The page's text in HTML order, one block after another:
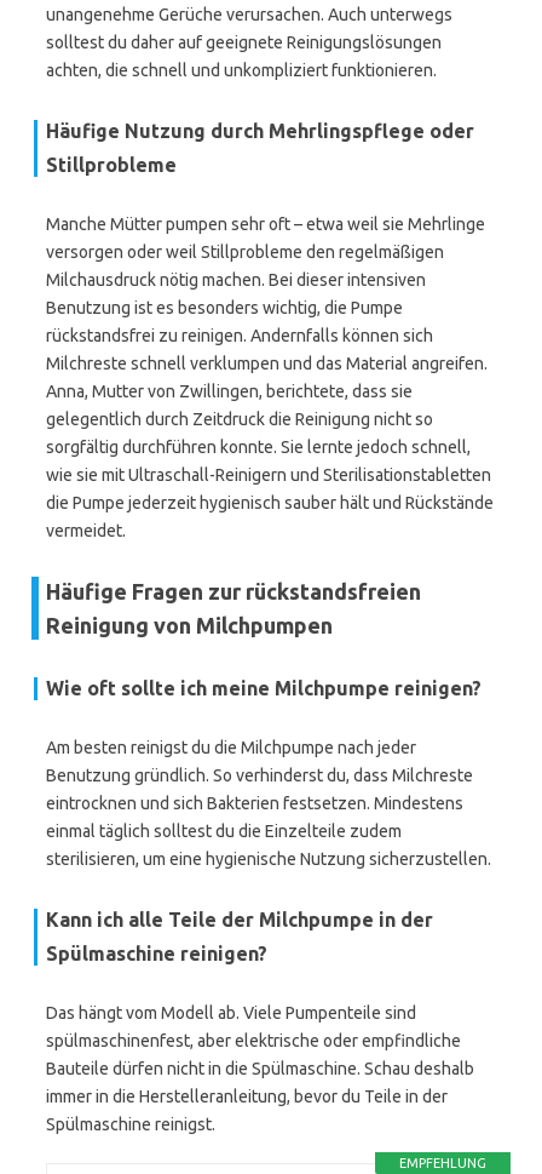
unangenehme Gerüche verursachen. Auch unterwegs
solltest du daher auf geeignete Reinigungslösungen
achten, die schnell und unkompliziert funktionieren.
Häufige Nutzung durch Mehrlingspflege oder
Stillprobleme
Manche Mütter pumpen sehr oft – etwa weil sie Mehrlinge
versorgen oder weil Stillprobleme den regelmäßigen
Milchausdruck nötig machen. Bei dieser intensiven
Benutzung ist es besonders wichtig, die Pumpe
rückstandsfrei zu reinigen. Andernfalls können sich
Milchreste schnell verklumpen und das Material angreifen.
Anna, Mutter von Zwillingen, berichtete, dass sie
gelegentlich durch Zeitdruck die Reinigung nicht so
sorgfältig durchführen konnte. Sie lernte jedoch schnell,
wie sie mit Ultraschall-Reinigern und Sterilisationstabletten
die Pumpe jederzeit hygienisch sauber hält und Rückstände
vermeidet.
Häufige Fragen zur rückstandsfreien
Reinigung von Milchpumpen
Wie oft sollte ich meine Milchpumpe reinigen?
Am besten reinigst du die Milchpumpe nach jeder
Benutzung gründlich. So verhinderst du, dass Milchreste
eintrocknen und sich Bakterien festsetzen. Mindestens
einmal täglich solltest du die Einzelteile zudem
sterilisieren, um eine hygienische Nutzung sicherzustellen.
Kann ich alle Teile der Milchpumpe in der
Spülmaschine reinigen?
Das hängt vom Modell ab. Viele Pumpenteile sind
spülmaschinenfest, aber elektrische oder empfindliche
Bauteile dürfen nicht in die Spülmaschine. Schau deshalb
immer in die Herstelleranleitung, bevor du Teile in der
Spülmaschine reinigst.
EMPFEHLUNG